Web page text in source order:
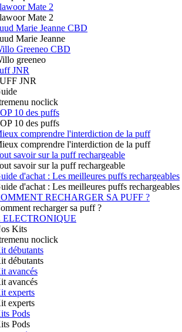
Mate 2
Mate 2
Marie Jeanne CBD
Marie Jeanne
Greeneo CBD
greeneo
JNR
JNR
noclick
10 des puffs
10 des puffs
comprendre l'interdiction de la puff
comprendre l'interdiction de la puff
savoir sur la puff rechargeable
savoir sur la puff rechargeable
d'achat : Les meilleures puffs rechargeables
d'achat : Les meilleures puffs rechargeables
RECHARGER SA PUFF ?
recharger sa puff ?
Kits
noclick
débutants
débutants
avancés
avancés
experts
experts
Pods
Pods